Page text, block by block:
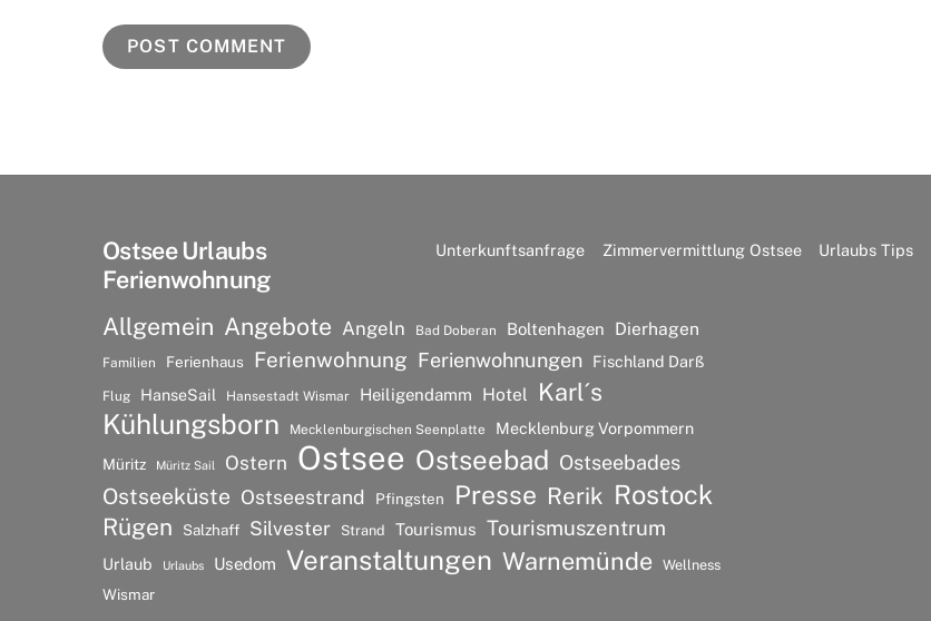
Ostsee Urlaubs
Ferienwohnung
Unterkunftsanfrage Zimmervermittlung Ostsee Urlaubs Tips
Allgemein Angebote Angeln Bad Doberan Boltenhagen Dierhagen
Familien Ferienhaus Ferienwohnung Ferienwohnungen Fischland Darß
Flug HanseSail Hansestadt Wismar Heiligendamm Hotel Karl´s
Kühlungsborn Mecklenburgischen Seenplatte Mecklenburg Vorpommern
Müritz Müritz Sail Ostern Ostsee Ostseebad Ostseebades
Ostseeküste Ostseestrand Pfingsten Presse Rerik Rostock
Rügen Salzhaff Silvester Strand Tourismus Tourismuszentrum
Urlaub Urlaubs Usedom Veranstaltungen Warnemünde Wellness
Wismar